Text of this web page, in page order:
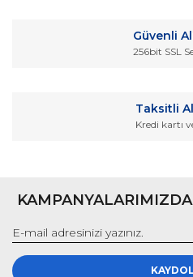
Güvenli
256bit SSL
Taksitli
Kredi kartı
KAYDOL